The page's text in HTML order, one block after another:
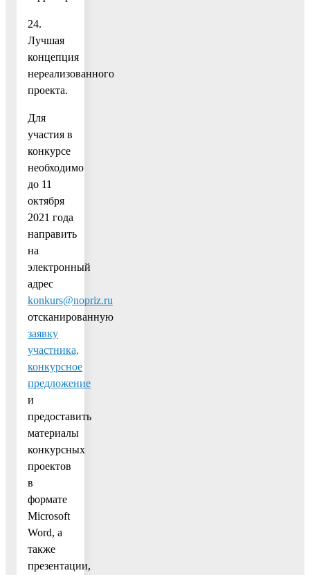
24.
Лучшая
концепция
нереализованного
проекта.
Для
участия в
конкурсе
необходимо
до 11
октября
2021 года
направить
на
электронный
адрес
konkurs@nopriz.ru
отсканированную
заявку
участника,
конкурсное
предложение
и
предоставить
материалы
конкурсных
проектов
в
формате
Microsoft
Word, а
также
презентации,